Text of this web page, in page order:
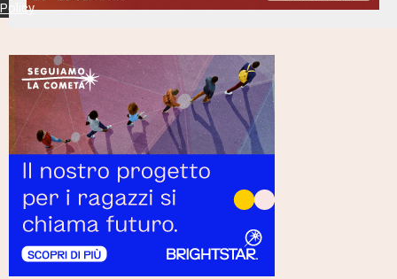
Policy